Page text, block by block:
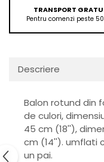
TRANSPORT
Pentru comenzi peste
Descriere
Balon rotund din
de culori,
45 cm (18''),
cm (14''). umflati
un pai.